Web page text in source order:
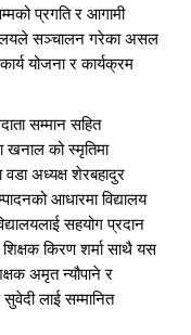
प्रगति र आगामी
सञ्चालन गरेका असल
योजना र कार्यक्रम
सम्मान सहित
खनाल को स्मृतिमा
वडा अध्यक्ष शेरबहादुर
आधारमा विद्यालय
सहयोग प्रदान
शिक्षक किरण शर्मा साथै यस
अमृत न्यौपाने र
सुवेदी लाई सम्मानित